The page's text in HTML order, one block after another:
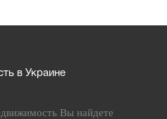
в Украине
Вы найдете